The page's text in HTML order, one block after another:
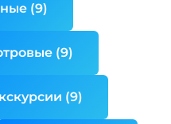
(9)
(9)
(9)